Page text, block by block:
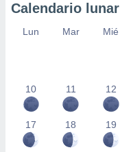
Calendario lunar
Lun Mar Mié
10 11 12
17 18 19